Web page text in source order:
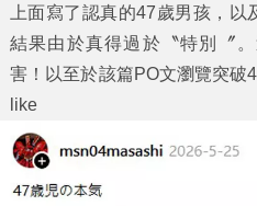
上面寫了認真的47歲男孩，以
結果由於真得過於〝特別〞
害！以至於該篇PO文瀏覽突破
like